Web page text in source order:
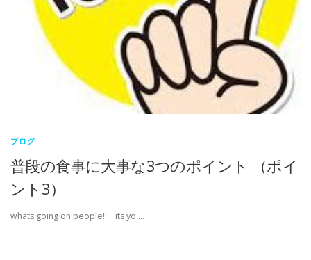
ブログ
普段の食事に大事な3つのポイント （ポイ
ント3）
whats going on people!! its yo …